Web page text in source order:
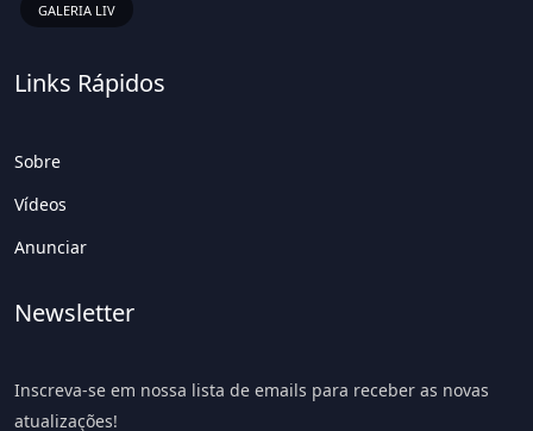
GALERIA LIV
Links Rápidos
Sobre
Vídeos
Anunciar
Newsletter
Inscreva-se em nossa lista de emails para receber as novas
atualizações!